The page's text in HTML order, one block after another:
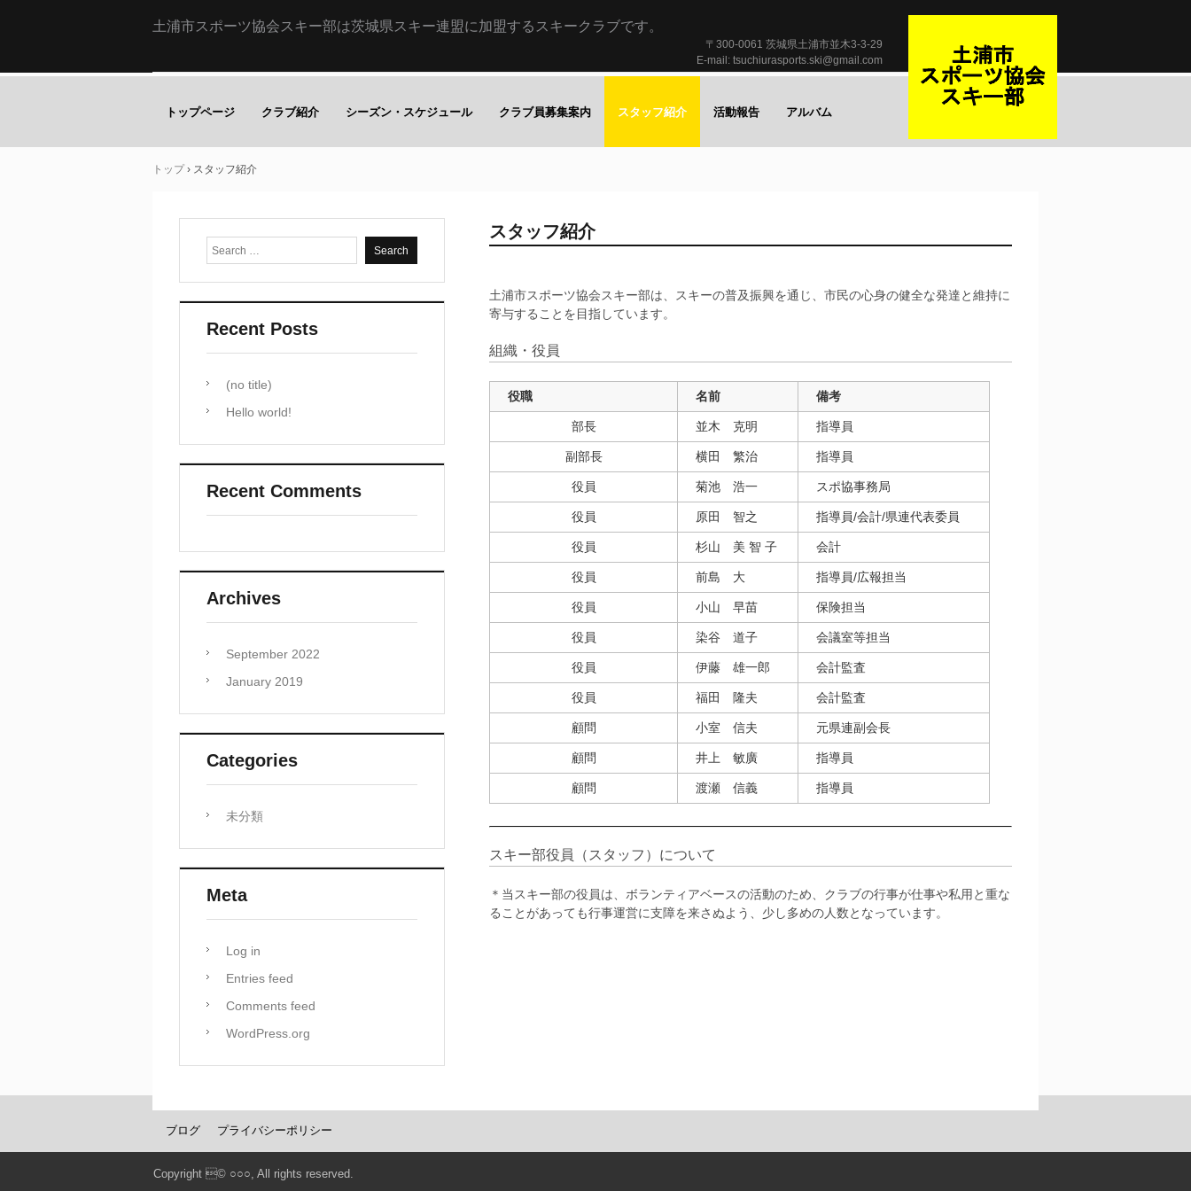
土浦市スポーツ協会スキー部は茨城県スキー連盟に加盟するスキークラブです。
〒300-0061 茨城県土浦市並木3-3-29
E-mail: tsuchiurasports.ski@gmail.com
トップページ クラブ紹介 シーズン・スケジュール クラブ員募集案内 スタッフ紹介 活動報告 アルバム
トップ › スタッフ紹介
スタッフ紹介
土浦市スポーツ協会スキー部は、スキーの普及振興を通じ、市民の心身の健全な発達と維持に
寄与することを目指しています。
組織・役員
役職 名前 備考
部長 並木 克明 指導員
副部長 横田 繁治 指導員
役員 菊池 浩一 スポ協事務局
役員 原田 智之 指導員/会計/県連代表委員
役員 杉山 美 智 子 会計
役員 前島 大 指導員/広報担当
役員 小山 早苗 保険担当
役員 染谷 道子 会議室等担当
役員 伊藤 雄一郎 会計監査
役員 福田 隆夫 会計監査
顧問 小室 信夫 元県連副会長
顧問 井上 敏廣 指導員
顧問 渡瀬 信義 指導員
スキー部役員（スタッフ）について
＊当スキー部の役員は、ボランティアベースの活動のため、クラブの行事が仕事や私用と重な
ることがあっても行事運営に支障を来さぬよう、少し多めの人数となっています。
Recent Posts
(no title)
Hello world!
Recent Comments
Archives
September 2022
January 2019
Categories
未分類
Meta
Log in
Entries feed
Comments feed
WordPress.org
ブログ プライバシーポリシー
Copyright © ○○○, All rights reserved.